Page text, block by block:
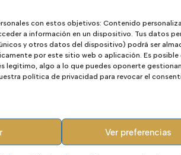
con estos objetivos: Contenido
a información en un dispositivo. Tus datos
y otros datos del dispositivo) podrá ser
por este sitio web o aplicación. Es posible
legítimo, algo a lo que puedes oponerte
política de privacidad para revocar el
Ver preferencias
transición, ideal
progresivamente al
vienes de utilizar
Además, las
certificado
garantiza que los
son de origen
una opción